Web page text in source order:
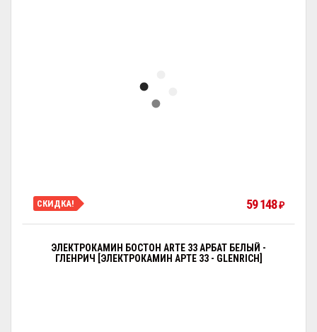
СКИДКА! 59 148₽
ЭЛЕКТРОКАМИН БОСТОН ARTE 33 АРБАТ БЕЛЫЙ -
ГЛЕНРИЧ [ЭЛЕКТРОКАМИН АРТЕ 33 - GLENRICH]